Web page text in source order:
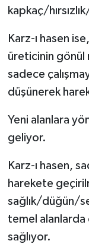
kapkaç/
Karz-ı hasen
üreticinin gönül
sadece
düşünerek
Yeni alanlara
geliyor.
Karz-ı hasen,
harekete
sağlık/düğün/
temel alanlarda
sağlıyor.